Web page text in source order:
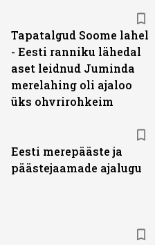
Tapatalgud Soome lahel
- Eesti ranniku lähedal
aset leidnud Juminda
merelahing oli ajaloo
üks ohvrirohkeim
Eesti merepääste ja
päästejaamade ajalugu